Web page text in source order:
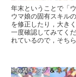
年末ということで「
ウマ娘の固有スキル
を修正したり，大き
一度確認してみてく
れているので，そち